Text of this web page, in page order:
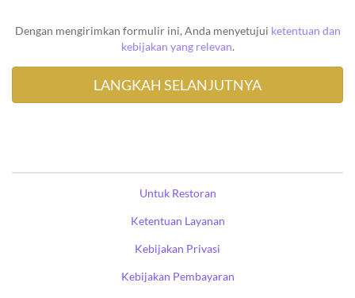
Dengan mengirimkan formulir ini, Anda menyetujui ketentuan dan
kebijakan yang relevan.
Untuk Restoran
Ketentuan Layanan
Kebijakan Privasi
Kebijakan Pembayaran